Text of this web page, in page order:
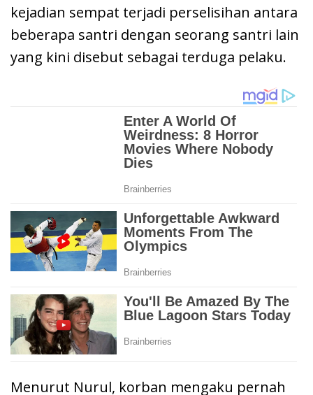
kejadian sempat terjadi perselisihan antara
beberapa santri dengan seorang santri lain
yang kini disebut sebagai terduga pelaku.
Menurut Nurul, korban mengaku pernah